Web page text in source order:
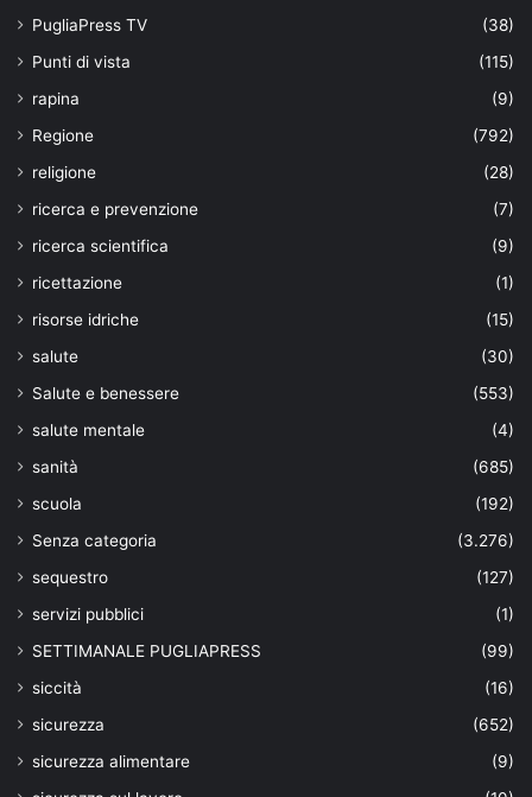
PugliaPress TV
(38)
Punti di vista
(115)
rapina
(9)
Regione
(792)
religione
(28)
ricerca e prevenzione
(7)
ricerca scientifica
(9)
ricettazione
(1)
risorse idriche
(15)
salute
(30)
Salute e benessere
(553)
salute mentale
(4)
sanità
(685)
scuola
(192)
Senza categoria
(3.276)
sequestro
(127)
servizi pubblici
(1)
SETTIMANALE PUGLIAPRESS
(99)
siccità
(16)
sicurezza
(652)
sicurezza alimentare
(9)